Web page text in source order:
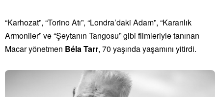
“Karhozat”, “Torino Atı”, “Londra’daki Adam”, “Karanlık
Armoniler” ve “Şeytanın Tangosu” gibi filmleriyle tanınan
Macar yönetmen Béla Tarr, 70 yaşında yaşamını yitirdi.